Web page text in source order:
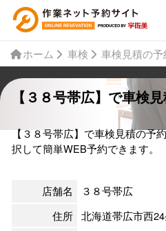
ホーム 車検 車検見積の予
【３８号帯広】で車検
【３８号帯広】で車検見積の予
択して簡単WEB予約できます。
店舗名
３８号帯広
住所 北海道帯広市西